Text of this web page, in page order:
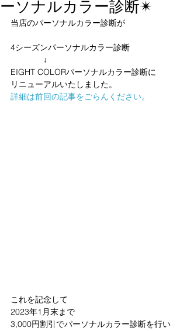
ーソナルカラー診断✴
当店のパーソナルカラー診断が
4シーズンパーソナルカラー診断
↓
EIGHT COLORパーソナルカラー診断に
リニューアルいたしました。
詳細は前回の記事をごらんください。
これを記念して
2023年1月末まで
3,000円割引でパーソナルカラー診断を行い